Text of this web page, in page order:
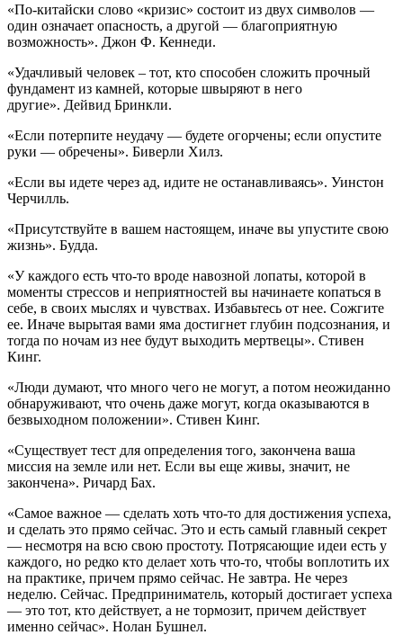
«По-китайски слово «кризис» состоит из двух символов —
один означает опасность, а другой — благоприятную
возможность». Джон Ф. Кеннеди.
«Удачливый человек – тот, кто способен сложить прочный
фундамент из камней, которые швыряют в него
другие». Дейвид Бринкли.
«Если потерпите неудачу — будете огорчены; если опустите
руки — обречены». Биверли Хилз.
«Если вы идете через ад, идите не останавливаясь». Уинстон
Черчилль.
«Присутствуйте в вашем настоящем, иначе вы упустите свою
жизнь». Будда.
«У каждого есть что-то вроде навозной лопаты, которой в
моменты стрессов и неприятностей вы начинаете копаться в
себе, в своих мыслях и чувствах. Избавьтесь от нее. Сожгите
ее. Иначе вырытая вами яма достигнет глубин подсознания, и
тогда по ночам из нее будут выходить мертвецы». Стивен
Кинг.
«Люди думают, что много чего не могут, а потом неожиданно
обнаруживают, что очень даже могут, когда оказываются в
безвыходном положении». Стивен Кинг.
«Существует тест для определения того, закончена ваша
миссия на земле или нет. Если вы еще живы, значит, не
закончена». Ричард Бах.
«Самое важное — сделать хоть что-то для достижения успеха,
и сделать это прямо сейчас. Это и есть самый главный секрет
— несмотря на всю свою простоту. Потрясающие идеи есть у
каждого, но редко кто делает хоть что-то, чтобы воплотить их
на практике, причем прямо сейчас. Не завтра. Не через
неделю. Сейчас. Предприниматель, который достигает успеха
— это тот, кто действует, а не тормозит, причем действует
именно сейчас». Нолан Бушнел.